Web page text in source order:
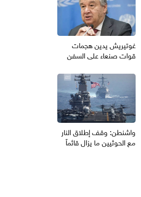
غوتيريش يدين هجمات
قوات صنعاء على السفن
واشنطن: وقف إطلاق النار
مع الحوثيين ما يزال قائماً